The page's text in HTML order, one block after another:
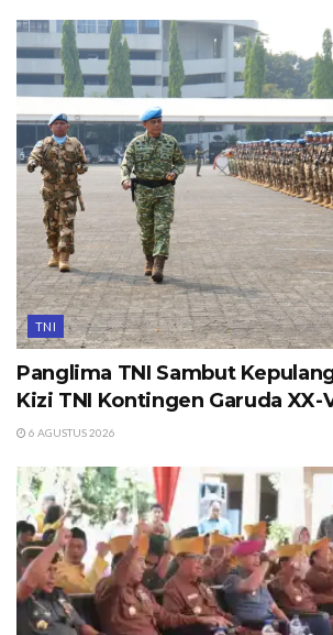
TNI
Panglima TNI Sambut
Kizi TNI Kontingen Garuda XX-
6 AGUSTUS 2026